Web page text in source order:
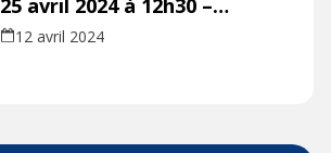
25 avril 2024 à 12h30 –
programme complet à
découvrir
12 avril 2024